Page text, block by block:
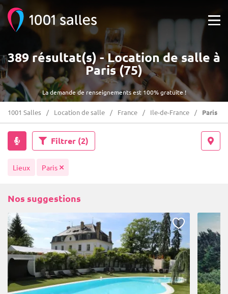
La demande de renseignements est 100% gratuite !
389 résultat(s) - Location de salle à
Paris (75)
1001 Salles Location de salle France Ile-de-France Paris
Filtrer (2)
Lieux Paris
Nos suggestions